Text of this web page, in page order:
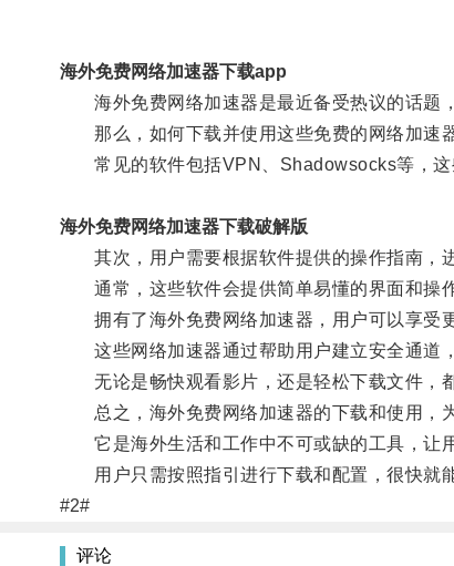
海外免费网络加速器下载app
海外免费网络加速器是最近备受热议的话题，
那么，如何下载并使用这些免费的网络加速器
常见的软件包括VPN、Shadowsocks等，这
海外免费网络加速器下载破解版
其次，用户需要根据软件提供的操作指南，进
通常，这些软件会提供简单易懂的界面和操作
拥有了海外免费网络加速器，用户可以享受更
这些网络加速器通过帮助用户建立安全通道，
无论是畅快观看影片，还是轻松下载文件，都
总之，海外免费网络加速器的下载和使用，为
它是海外生活和工作中不可或缺的工具，让用
用户只需按照指引进行下载和配置，很快就能
#2#
评论